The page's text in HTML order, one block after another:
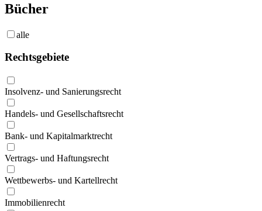
Bücher
alle
Rechtsgebiete
Insolvenz- und Sanierungsrecht
Handels- und Gesellschaftsrecht
Bank- und Kapitalmarktrecht
Vertrags- und Haftungsrecht
Wettbewerbs- und Kartellrecht
Immobilienrecht